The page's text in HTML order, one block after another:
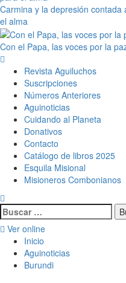
Carmina y la depresión
el alma
Con el Papa, las voces por la
principalRevista Aguiluchos
Suscripciones
Números Anteriores
Aguinoticias
Cuidando al Planeta
Donativos
Contacto
Catálogo de libros 2025
Esquila Misional
Misioneros Combonianos
Buscar:
Ver online
Inicio
Aguinoticias
Burundi